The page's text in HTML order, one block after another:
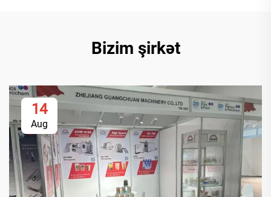
Bizim şirkət
14
Aug